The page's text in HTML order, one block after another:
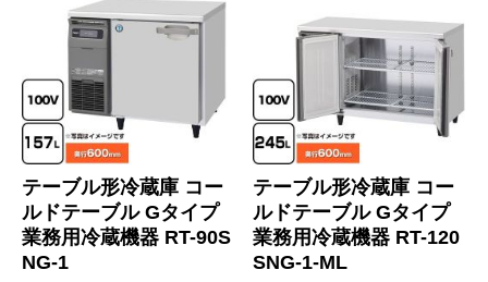
テーブル形冷蔵庫 コー
ルドテーブル Gタイプ
業務用冷蔵機器 RT-90S
NG-1
テーブル形冷蔵庫 コー
ルドテーブル Gタイプ
業務用冷蔵機器 RT-120
SNG-1-ML